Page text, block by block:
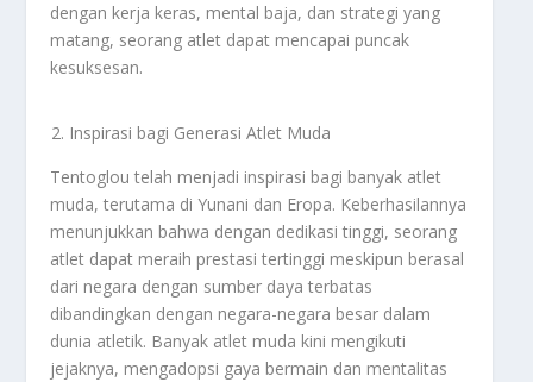
dengan kerja keras, mental baja, dan strategi yang
matang, seorang atlet dapat mencapai puncak
kesuksesan.
Inspirasi bagi Generasi Atlet Muda
Tentoglou telah menjadi inspirasi bagi banyak atlet
muda, terutama di Yunani dan Eropa. Keberhasilannya
menunjukkan bahwa dengan dedikasi tinggi, seorang
atlet dapat meraih prestasi tertinggi meskipun berasal
dari negara dengan sumber daya terbatas
dibandingkan dengan negara-negara besar dalam
dunia atletik. Banyak atlet muda kini mengikuti
jejaknya, mengadopsi gaya bermain dan mentalitas